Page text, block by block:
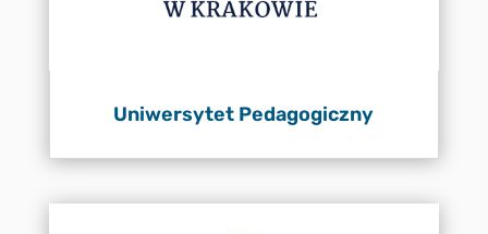
Uniwersytet Pedagogiczny